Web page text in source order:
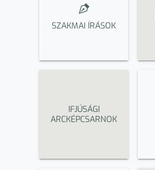
SZAKMAI ÍRÁSOK
IFJÚSÁGI
ARCKÉPCSARNOK